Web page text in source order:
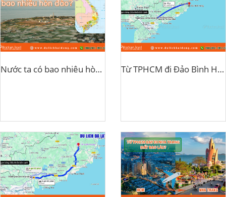
Nước ta có bao nhiêu hòn đảo? Từ TPHCM đi Đảo Bình Hưng bao nhiều km